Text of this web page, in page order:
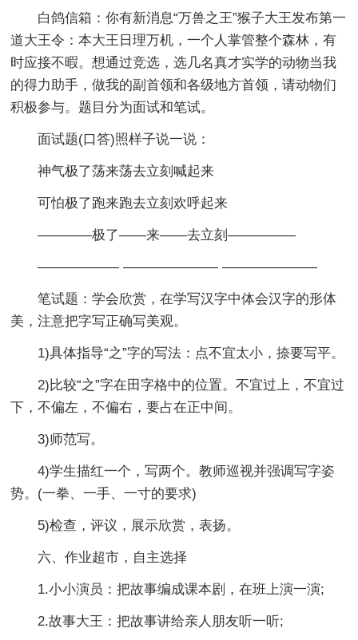
白鸽信箱：你有新消息“万兽之王”猴子大王发布第一
道大王令：本大王日理万机，一个人掌管整个森林，有
时应接不暇。想通过竞选，选几名真才实学的动物当我
的得力助手，做我的副首领和各级地方首领，请动物们
积极参与。题目分为面试和笔试。
面试题(口答)照样子说一说：
神气极了荡来荡去立刻喊起来
可怕极了跑来跑去立刻欢呼起来
————极了——来——去立刻—————
—————— ——————— ———————
笔试题：学会欣赏，在学写汉字中体会汉字的形体
美，注意把字写正确写美观。
1)具体指导“之”字的写法：点不宜太小，捺要写平。
2)比较“之”字在田字格中的位置。不宜过上，不宜过
下，不偏左，不偏右，要占在正中间。
3)师范写。
4)学生描红一个，写两个。教师巡视并强调写字姿
势。(一拳、一手、一寸的要求)
5)检查，评议，展示欣赏，表扬。
六、作业超市，自主选择
1.小小演员：把故事编成课本剧，在班上演一演;
2.故事大王：把故事讲给亲人朋友听一听;